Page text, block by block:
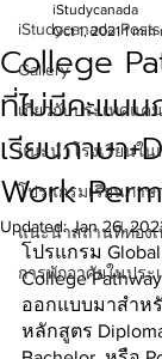
iStudycanada Posts
Gallery
เกี่ยวกับประเทศแค
แนะนำโรงเรียนใ
โปรแกรมเรียนภา
แนะนำสถานที่ท่อง
การพักอาศัยในปร
College
ที่ไม่มีคะแน
เรียนภาษา
Work
iStudycanada
Oct 1, 2021 1 min
Updated:Jan 26,
โปรแกรม
College
ออกแบบมาสำห
หลักสูตร